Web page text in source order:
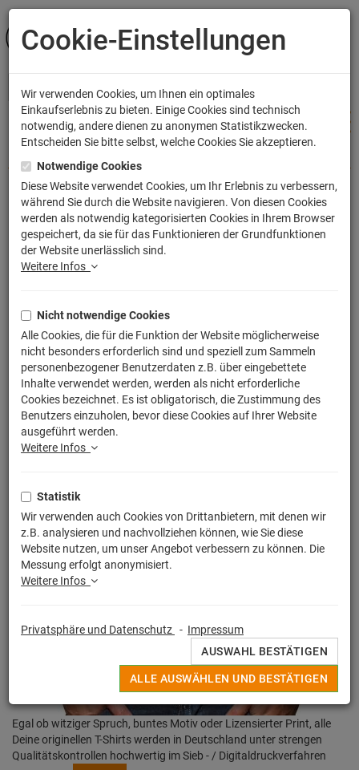
ANMELDEN
BB 8 Blueprint T-Shirt Wars Droid Star
Artikelnummer: TLM2430
Egal ob witziger Spruch, buntes Motiv oder Lizensierter Print, alle
Deine originellen T-Shirts werden in Deutschland unter strengen
Qualitätskontrollen hochwertig im Sieb - / Digitaldruckverfahren
Cookie-Einstellungen
Wir verwenden Cookies, um Ihnen ein optimales
Einkaufserlebnis zu bieten. Einige Cookies sind technisch
notwendig, andere dienen zu anonymen Statistikzwecken.
Entscheiden Sie bitte selbst, welche Cookies Sie akzeptieren.
Notwendige Cookies
Diese Website verwendet Cookies, um Ihr Erlebnis zu verbessern,
während Sie durch die Website navigieren. Von diesen Cookies
werden als notwendig kategorisierten Cookies in Ihrem Browser
gespeichert, da sie für das Funktionieren der Grundfunktionen
der Website unerlässlich sind.
Weitere Infos
Nicht notwendige Cookies
Alle Cookies, die für die Funktion der Website möglicherweise
nicht besonders erforderlich sind und speziell zum Sammeln
personenbezogener Benutzerdaten z.B. über eingebettete
Inhalte verwendet werden, werden als nicht erforderliche
Cookies bezeichnet. Es ist obligatorisch, die Zustimmung des
Benutzers einzuholen, bevor diese Cookies auf Ihrer Website
ausgeführt werden.
Weitere Infos
Statistik
Wir verwenden auch Cookies von Drittanbietern, mit denen wir
z.B. analysieren und nachvollziehen können, wie Sie diese
Website nutzen, um unser Angebot verbessern zu können. Die
Messung erfolgt anonymisiert.
Weitere Infos
Privatsphäre und Datenschutz - Impressum
AUSWAHL BESTÄTIGEN
ALLE AUSWÄHLEN UND BESTÄTIGEN